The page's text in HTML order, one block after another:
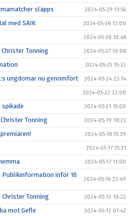
släpps 2024-05-29 11:56
med SAIK 2024-05-28 12:00
2024-05-28 10:48
Tonning 2024-05-27 10:08
2024-05-25 15:32
ungdomar nu genomfört 2024-05-24 23:14
2024-05-22 22:00
spikade 2024-05-21 15:00
Tonning 2024-05-19 18:22
2024-05-18 15:39
2024-05-17 15:31
2024-05-17 11:00
inför 18
2024-05-16 23:49
Christer Tonning 2024-05-13 10:22
mot Gefle 2024-05-12 07:42